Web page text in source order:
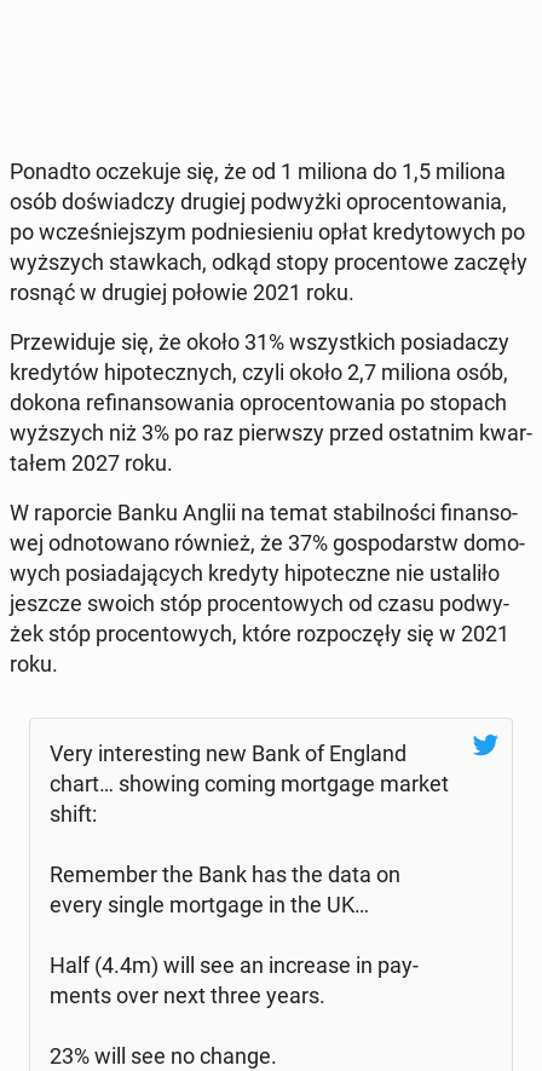
Ponadto ocze­ku­je się, że od 1 miliona do 1,5 miliona
osób do­świad­czy drugiej pod­wyż­ki opro­cen­to­wa­nia,
po wcze­śniej­szym pod­nie­sie­niu opłat kre­dy­to­wych po
wyż­szych staw­kach, odkąd stopy pro­cen­to­we zaczęły
rosnąć w drugiej połowie 2021 roku.
Prze­wi­du­je się, że około 31% wszyst­kich po­sia­da­czy
kre­dy­tów hi­po­tecz­nych, czyli około 2,7 miliona osób,
dokona re­fi­nan­so­wa­nia opro­cen­to­wa­nia po stopach
wyż­szych niż 3% po raz pierw­szy przed ostat­nim kwar­
ta­łem 2027 roku.
W ra­por­cie Banku Anglii na temat sta­bil­no­ści fi­nan­so­
wej od­no­to­wa­no również, że 37% go­spo­darstw do­mo­
wych po­sia­da­ją­cych kredyty hi­po­tecz­ne nie usta­li­ło
jeszcze swoich stóp pro­cen­to­wych od czasu pod­wy­
żek stóp pro­cen­to­wych, które roz­po­czę­ły się w 2021
roku.
Very in­te­re­sting new Bank of England
chart… showing coming mort­ga­ge market
shift:
Re­mem­ber the Bank has the data on
every single mort­ga­ge in the UK…
Half (4.4m) will see an in­cre­ase in pay­
ments over next three years.
23% will see no change.